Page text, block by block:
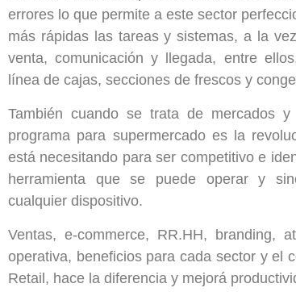
errores lo que permite a este sector
más rápidas las tareas y sistemas, a la
venta, comunicación y llegada, entre
línea de cajas, secciones de frescos y
También cuando se trata de mercados y
programa para supermercado es la
está necesitando para ser competitivo e
herramienta que se puede operar y
cualquier dispositivo.
Ventas, e-commerce, RR.HH, branding,
operativa, beneficios para cada sector y el
Retail, hace la diferencia y mejorá